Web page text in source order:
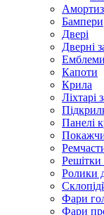
Бампери
Двері
Дверні
Емблеми
Капоти
Крила
Ліхтарі
Панелі
Ролики
Фари
Фари